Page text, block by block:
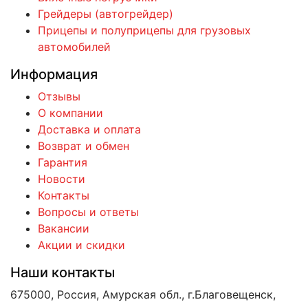
Грейдеры (автогрейдер)
Прицепы и полуприцепы для грузовых
автомобилей
Информация
Отзывы
О компании
Доставка и оплата
Возврат и обмен
Гарантия
Новости
Контакты
Вопросы и ответы
Вакансии
Акции и скидки
Наши контакты
675000, Россия, Амурская обл., г.Благовещенск,